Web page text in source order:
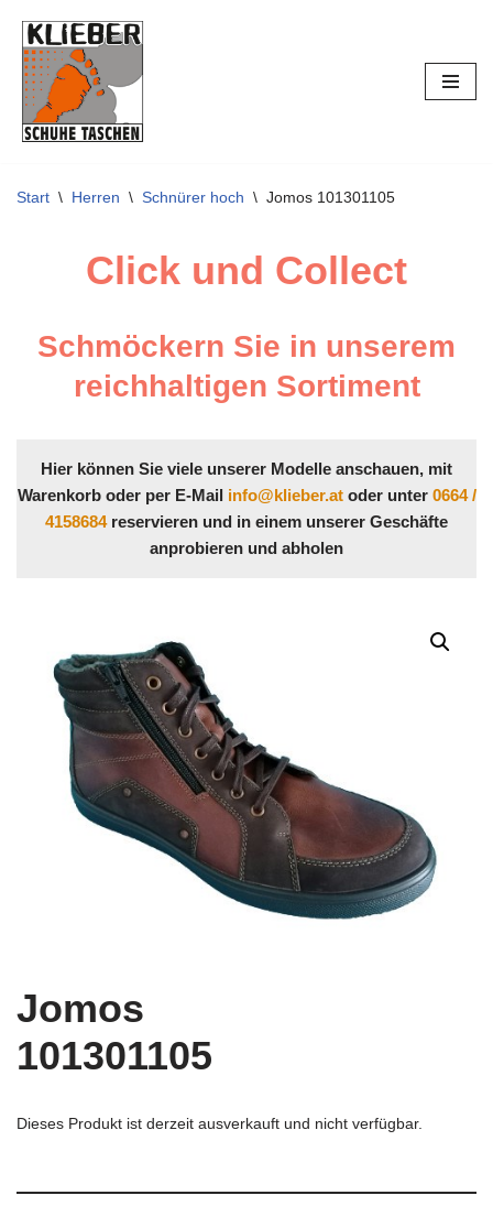
Zum
Inhalt
springen
Start \ Herren \ Schnürer hoch \ Jomos 101301105
Click und Collect
Schmöckern Sie in unserem
reichhaltigen Sortiment
Hier können Sie viele unserer Modelle anschauen, mit
Warenkorb oder per E-Mail info@klieber.atoder unter 0664 /
4158684reservieren und in einem unserer Geschäfte
anprobieren und abholen
Jomos
101301105
Dieses Produkt ist derzeit ausverkauft und nicht verfügbar.